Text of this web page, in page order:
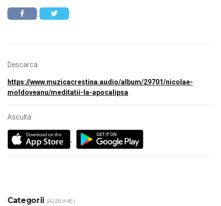
Descarca:
https://www.muzicacrestina.audio/album/29701/nicolae-
moldoveanu/meditatii-la-apocalipsa
Asculta:
Categorii (ALBUME)